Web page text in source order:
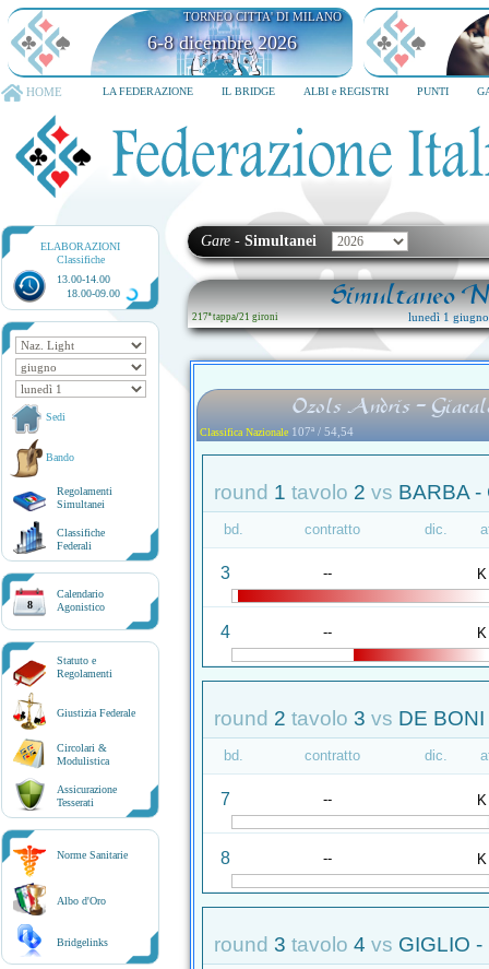
TORNEO CITTA' DI MILANO
6-8 dicembre 2026
HOME LA FEDERAZIONE IL BRIDGE ALBI e REGISTRI PUNTI
ELABORAZIONI
Classifiche
13.00-14.00
18.00-09.00
Sedi
Bando
Regolamenti
Simultanei
Classifiche
Federali
8
Calendario
Agonistico
Statuto e
Regolamenti
Giustizia Federale
Circolari &
Modulistica
Assicurazione
Tesserati
Norme Sanitarie
Albo d'Oro
Bridgelinks
Gare - Simultanei
Simultaneo
217ª tappa/21 gironi lunedì 1
Ozols Andris -
Classifica Nazionale 107ª / 54,54
round 1 tavolo 2 vs BARBA -
bd. contratto dic.
3 -- K
4 -- K
round 2 tavolo 3 vs DE
bd. contratto dic.
7 -- K
8 -- K
round 3 tavolo 4 vs GIGLIO